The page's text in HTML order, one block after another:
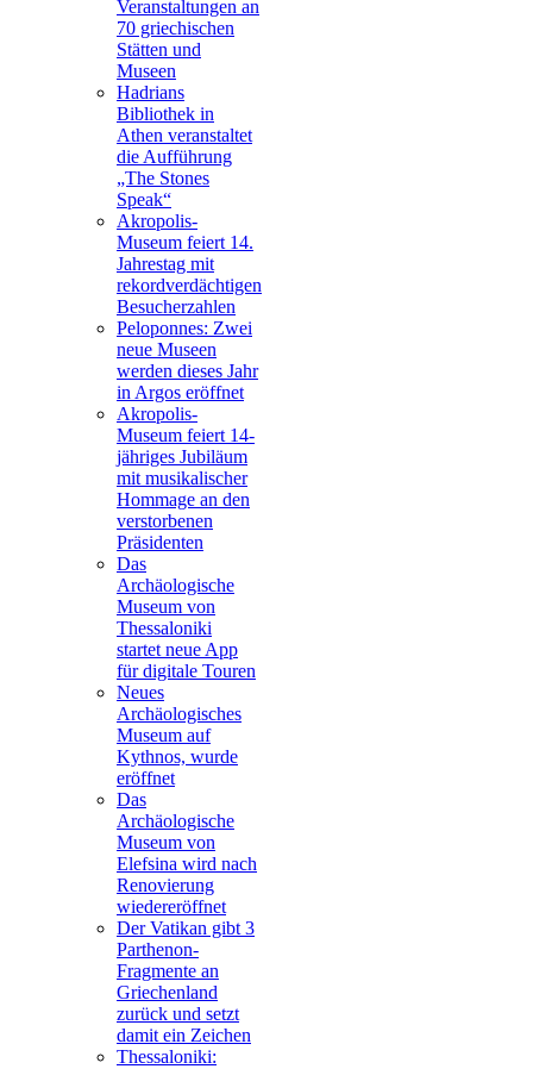
Veranstaltungen an
70 griechischen
Stätten und
Museen
Hadrians
Bibliothek in
Athen veranstaltet
die Aufführung
„The Stones
Speak“
Akropolis-
Museum feiert 14.
Jahrestag mit
rekordverdächtigen
Besucherzahlen
Peloponnes: Zwei
neue Museen
werden dieses Jahr
in Argos eröffnet
Akropolis-
Museum feiert 14-
jähriges Jubiläum
mit musikalischer
Hommage an den
verstorbenen
Präsidenten
Das
Archäologische
Museum von
Thessaloniki
startet neue App
für digitale Touren
Neues
Archäologisches
Museum auf
Kythnos, wurde
eröffnet
Das
Archäologische
Museum von
Elefsina wird nach
Renovierung
wiedereröffnet
Der Vatikan gibt 3
Parthenon-
Fragmente an
Griechenland
zurück und setzt
damit ein Zeichen
Thessaloniki: